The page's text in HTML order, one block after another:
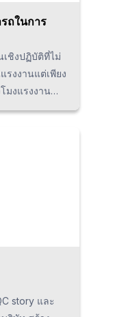
ถในการ
เชิงปฏิบัติที่ไม่
งงานแต่เพียง
มงแรงงาน
สนุน (Indirect
story และ